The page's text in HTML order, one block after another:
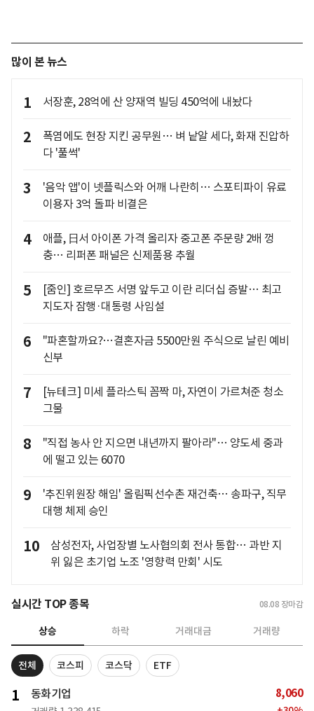
많이 본 뉴스
1 서장훈, 28억에 산 양재역 빌딩 450억에 내놨다
2
폭염에도 현장 지킨 공무원… 벼 낱알 세다, 화재 진압하
다 '풀썩'
3
'음악 앱'이 넷플릭스와 어깨 나란히… 스포티파이 유료
이용자 3억 돌파 비결은
4
애플, 日서 아이폰 가격 올리자 중고폰 주문량 2배 껑
충… 리퍼폰 패널은 신제품용 추월
5
[줌인] 호르무즈 서명 앞두고 이란 리더십 증발… 최고
지도자 잠행·대통령 사임설
6
"파혼할까요?…결혼자금 5500만원 주식으로 날린 예비
신부
7
[뉴테크] 미세 플라스틱 꼼짝 마, 자연이 가르쳐준 청소
그물
8
"직접 농사 안 지으면 내년까지 팔아라"… 양도세 중과
에 떨고 있는 6070
9
'추진위원장 해임' 올림픽선수촌 재건축… 송파구, 직무
대행 체제 승인
10
삼성전자, 사업장별 노사협의회 전사 통합… 과반 지
위 잃은 초기업 노조 '영향력 만회' 시도
실시간 TOP 종목 08.08 장마감
상승 하락 거래대금 거래량
전체 코스피 코스닥 ETF
1 동화기업 8,060